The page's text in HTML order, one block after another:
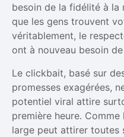
besoin de la fidélité à la
que les gens trouvent
véritablement, le
ont à nouveau besoin
Le clickbait, basé sur
promesses exagérées,
potentiel viral attire
première heure.
large peut attirer toutes